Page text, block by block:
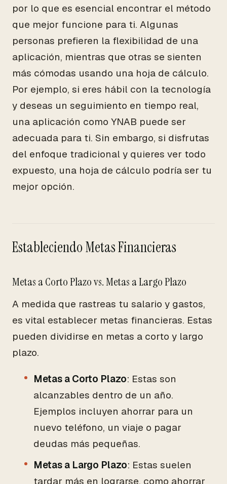
por lo que es esencial encontrar el método
que mejor funcione para ti. Algunas
personas prefieren la flexibilidad de una
aplicación, mientras que otras se sienten
más cómodas usando una hoja de cálculo.
Por ejemplo, si eres hábil con la tecnología
y deseas un seguimiento en tiempo real,
una aplicación como YNAB puede ser
adecuada para ti. Sin embargo, si disfrutas
del enfoque tradicional y quieres ver todo
expuesto, una hoja de cálculo podría ser tu
mejor opción.
Estableciendo Metas Financieras
Metas a Corto Plazo vs. Metas a Largo Plazo
A medida que rastreas tu salario y gastos,
es vital establecer metas financieras. Estas
pueden dividirse en metas a corto y largo
plazo.
Metas a Corto Plazo: Estas son
alcanzables dentro de un año.
Ejemplos incluyen ahorrar para un
nuevo teléfono, un viaje o pagar
deudas más pequeñas.
Metas a Largo Plazo: Estas suelen
tardar más en lograrse, como ahorrar